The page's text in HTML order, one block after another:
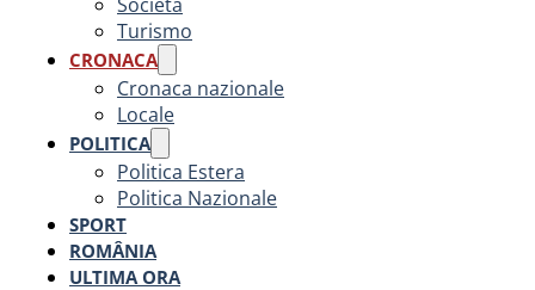
Turismo
CRONACA
Cronaca nazionale
Locale
POLITICA
Politica Estera
Politica Nazionale
SPORT
ROMÂNIA
ULTIMA ORA